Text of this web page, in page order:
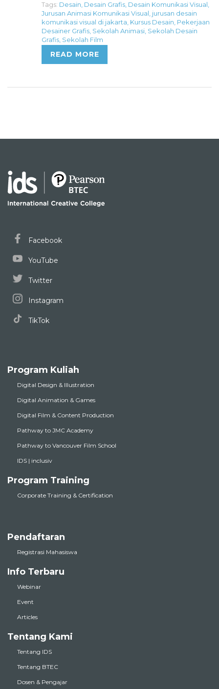
Tags: Desain Desain Grafis Desain Komunikasi Visual
Jurusan Animasi Komunikasi Visual jurusan desain
komunikasi visual di jakarta Kursus Desain Pekerjaan
Desainer Grafis Sekolah Animasi Sekolah Desain
Grafis Sekolah Film
READ MORE
Facebook
YouTube
Twitter
Instagram
TikTok
Program Kuliah
Digital Design & Illustration
Digital Animation & Games
Digital Film & Content Production
Pathway to JMC Academy
Pathway to Vancouver Film School
IDS | inclusiv
Program Training
Corporate Training & Certification
Pendaftaran
Registrasi Mahasiswa
Info Terbaru
Webinar
Event
Articles
Tentang Kami
Tentang IDS
Tentang BTEC
Dosen & Pengajar